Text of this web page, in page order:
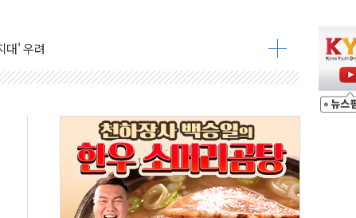
' 우려
아지며 상승… STOXX 600 지수는 나흘 연속 최고치
란 위협에 맞설 자체 억지력 강화